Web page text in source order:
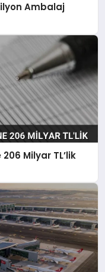
Ambalaj
Milyar TL’lik